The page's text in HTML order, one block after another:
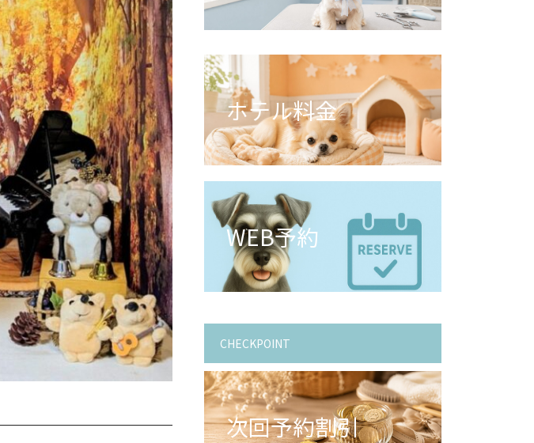
ホテル料金
WEB予約
CHECKPOINT
次回予約割引